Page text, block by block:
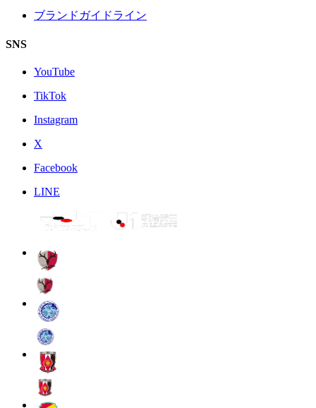
ブランドガイドライン
SNS
YouTube
TikTok
Instagram
X
Facebook
LINE